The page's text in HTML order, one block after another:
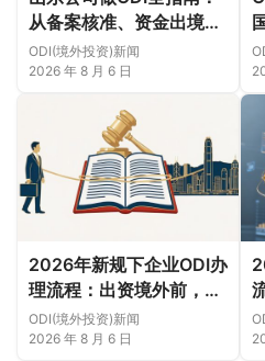
从备案核准、资金出境到
境外经营合规（附材料清
单及成功案例与正规靠谱
ODI(境外投资)新闻
2026 年 8 月 6 日
2026年新规下企业ODI办
理流程：出资境外前，先
把核准、备案和外汇登记
办清楚（附材料清单及成
ODI(境外投资)新闻
2026 年 8 月 6 日